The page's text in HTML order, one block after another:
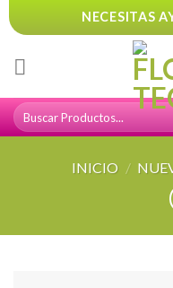
to
content
NECESITAS
Buscar
por:
INICIO /